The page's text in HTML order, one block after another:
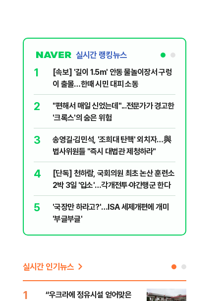
실시간 랭킹뉴스
1
[속보] '길이 1.5m' 안동 물놀이장서 구렁
이 출몰…한때 시민 대피 소동
2
"편해서 매일 신었는데"...전문가가 경고한
'크록스'의 숨은 위험
3
송영길·김민석, '조희대 탄핵' 외치자…與
법사위원들 "즉시 대법관 제청하라"
4
[단독] 천하람, 국회의원 최초 논산 훈련소
2박 3일 '입소'…각개전투·야간행군 한다
5
'국장만 하라고?'…ISA 세제개편에 개미
'부글부글'
실시간 인기뉴스
1
“우크라에 정유시설 얻어맞은